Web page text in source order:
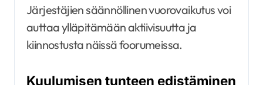
Järjestäjien säännöllinen vuorovaikutus voi
auttaa ylläpitämään aktiivisuutta ja
kiinnostusta näissä foorumeissa.
Kuulumisen tunteen edistäminen